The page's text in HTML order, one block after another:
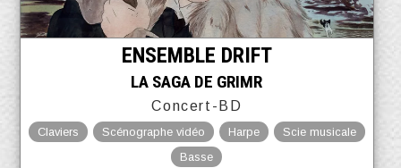
ENSEMBLE DRIFT
LA SAGA DE GRIMR
Concert-BD
Claviers Scénographe vidéo Harpe
Scie musicale
Basse